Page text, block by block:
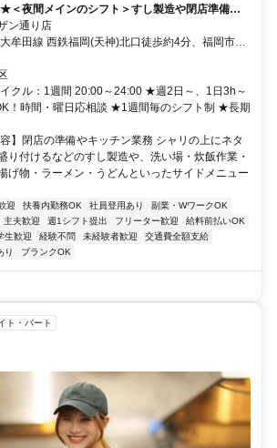
＜夜間メインのシフト＞すし製造や閉店準備な
ン通り店
牟田線 西鉄福岡(天神)北口徒歩約4分、福岡市営
歩約3分、福岡市営空港線 赤坂（福岡県）5番口
クル：1週間 20:00～24:00 ★週2日～、1日3h～
！時間・曜日応相談 ★1週間毎のシフト制 ★長期
】閉店の準備やキッチン業務 シャリの上にネタ
り付けるなどのすし製造や、洗い場・炊飯作業・
げ物・ラーメン・うどんといったサイドメニュー
迎 扶養内勤務OK 社員登用あり
副業・WワークOK
主夫歓迎 週1シフト提出 フリーター歓迎
給料前払いOK
生歓迎 経験不問 未経験者歓迎
交通費全額支給
り ブランクOK
ト・パート